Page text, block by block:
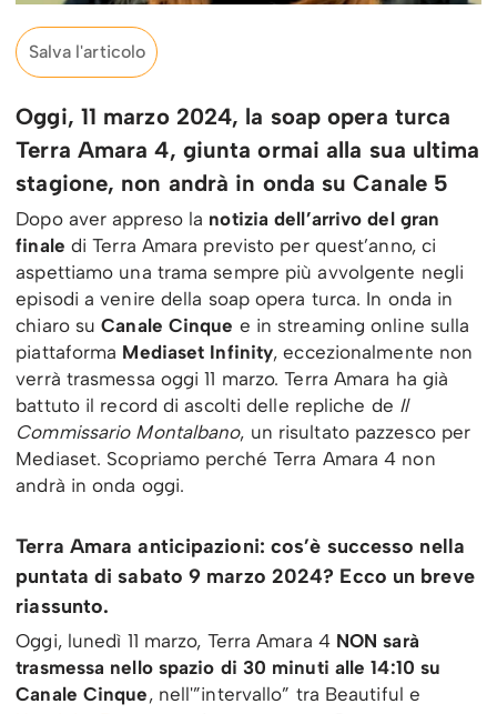
Salva l'articolo
Oggi, 11 marzo 2024, la soap opera turca
Terra Amara 4, giunta ormai alla sua ultima
stagione, non andrà in onda su Canale 5
Dopo aver appreso la notizia dell’arrivo del gran
finale di Terra Amara previsto per quest’anno, ci
aspettiamo una trama sempre più avvolgente negli
episodi a venire della soap opera turca. In onda in
chiaro suCanale Cinque e in streaming online sulla
piattaforma Mediaset Infinity, eccezionalmente non
verrà trasmessa oggi 11 marzo. Terra Amara ha già
battuto il record di ascolti delle repliche de Il
Commissario Montalbano, un risultato pazzesco per
Mediaset. Scopriamo perché Terra Amara 4 non
andrà in onda oggi.
Terra Amara anticipazioni: cos’è successo nella
puntata di sabato 9 marzo 2024? Ecco un breve
riassunto.
Oggi, lunedì 11 marzo, Terra Amara 4 NON sarà
trasmessa nello spazio di 30 minuti alle 14:10 su
Canale Cinque, nell'”intervallo” tra Beautiful e